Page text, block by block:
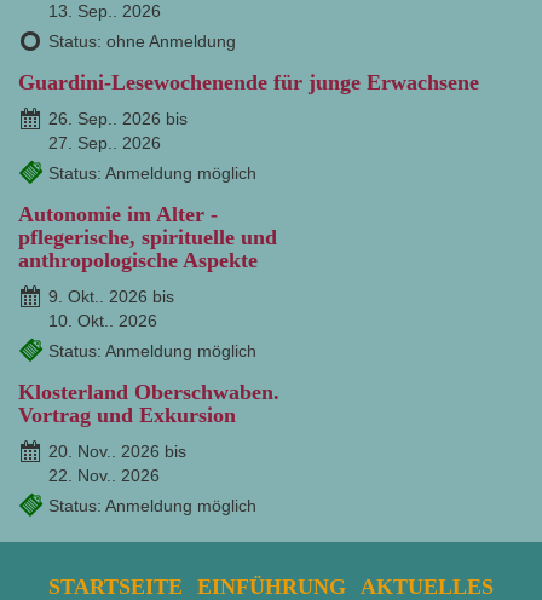
13. Sep.. 2026
Status: ohne Anmeldung
Guardini-Lesewochenende für junge Erwachsene
26. Sep.. 2026 bis
27. Sep.. 2026
Status: Anmeldung möglich
Autonomie im Alter -
pflegerische, spirituelle und
anthropologische Aspekte
9. Okt.. 2026 bis
10. Okt.. 2026
Status: Anmeldung möglich
Klosterland Oberschwaben.
Vortrag und Exkursion
20. Nov.. 2026 bis
22. Nov.. 2026
Status: Anmeldung möglich
STARTSEITE EINFÜHRUNG
AKTUELLES